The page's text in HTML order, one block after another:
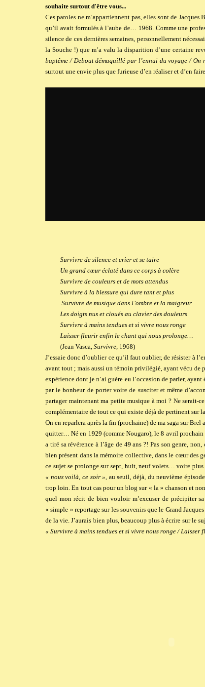
souhaite surtout d'être vous...
Ces paroles ne m’appartiennent pas, elles sont de
qu’il avait formulés à l’aube de… 1968. Comme une
silence de ces dernières semaines, personnellement
la Souche !) que m’a valu la disparition d’une certaine
baptême / Debout démaquillé par l’ennui du voyage /
surtout une envie plus que furieuse d’en réaliser et d’en
Survivre de silence et crier et se taire
Un grand cœur éclaté dans ce corps à colère
Survivre de couleurs et de mots attendus
Survivre à la blessure qui dure tant et plus
Survivre de musique dans l’ombre et la maigreur
Les doigts nus et cloués au clavier des douleurs
Survivre à mains tendues et si vivre nous ronge
Laisser fleurir enfin le chant qui nous prolonge…
(Jean Vasca, Survivre , 1968)
J’essaie donc d’oublier ce qu’il faut oublier, de résister à
avant tout ; mais aussi un témoin privilégié, ayant vécu de
expérience dont je n’ai guère eu l’occasion de parler,
par le bonheur de porter voire de susciter et même
partager maintenant ma petite musique à moi ? Ne serait-
complémentaire de tout ce qui existe déjà de pertinent sur la
On en reparlera après la fin (prochaine) de ma saga sur
quitter… Né en 1929 (comme Nougaro), le 8 avril
a tiré sa révérence à l’âge de 49 ans ?! Pas son genre, non,
bien présent dans la mémoire collective, dans le cœur des
ce sujet se prolonge sur sept, huit, neuf volets… voire plus
« nous voilà, ce soir » , au seuil, déjà, du neuvième
trop loin. En tout cas pour un blog sur « la » chanson et
quel mon récit de bien vouloir m’excuser de précipiter
« simple » reportage sur les souvenirs que le Grand
de la vie. J’aurais bien plus, beaucoup plus à écrire sur le
« Survivre à mains tendues et si vivre nous ronge /